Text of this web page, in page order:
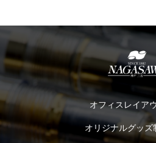
オフィスレイア
オリジナルグッズ